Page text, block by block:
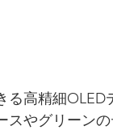
高精細OLED
やグリーン